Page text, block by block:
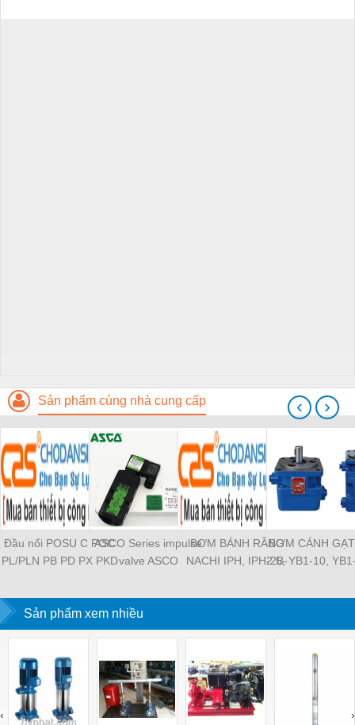
Sản phẩm cùng nhà cung cấp
Đầu nối POSU C POC
PL/PLN PB PD PX PKD
PLF PMF PTL SL SS
SCA SAFS SASF HVFS
HVSF PU PV PE PY
HVFF PLJ PYJ PP PG
PEG PW PGJ PPGJ
PYJW SL-C PC-C
POC-C PL-C
ASCO Series impulse
valve ASCO
SCG353A044 ASCO
SCG353A047 ASCO
SCG353A050 ASCO
SXE353.060
BƠM BÁNH RĂNG
NACHI IPH, IPH-2B-
IPH-2A-5-11, IPH-5A-
IPH-5B-50-LT-11, IPH-
100-L-11, IPH-5A-40-
11
BƠM CÁNH
2.5, YB1-10,
100/16 YB1-
YB1-40/12 YB1-
‹ ›
Sản phẩm xem nhiều
‹ ›